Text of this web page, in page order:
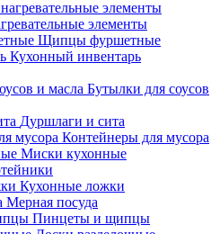
элементы
Щипцы фуршетные
Кухонный инвентарь
Бутылки для соусов
Дуршлаги и сита
Контейнеры для мусора
Миски кухонные
Кухонные ложки
Мерная посуда
Пинцеты и щипцы